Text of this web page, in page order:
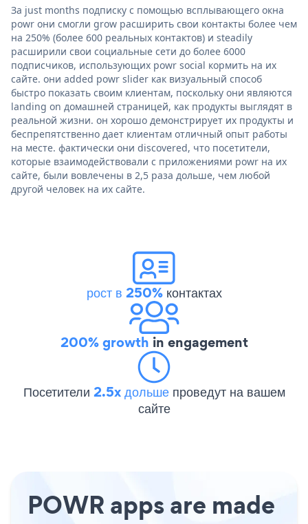
За just months подписку с помощью всплывающего окна
powr они смогли grow расширить свои контакты более чем
на 250% (более 600 реальных контактов) и steadily
расширили свои социальные сети до более 6000
подписчиков, использующих powr social кормить на их
сайте. они added powr slider как визуальный способ
быстро показать своим клиентам, поскольку они являются
landing on домашней страницей, как продукты выглядят в
реальной жизни. он хорошо демонстрирует их продукты и
беспрепятственно дает клиентам отличный опыт работы
на месте. фактически они discovered, что посетители,
которые взаимодействовали с приложениями powr на их
сайте, были вовлечены в 2,5 раза дольше, чем любой
другой человек на их сайте.
рост в 250%контактах
200% growth in engagement
Посетители 2.5x дольше проведут на вашем
сайте
POWR apps are made